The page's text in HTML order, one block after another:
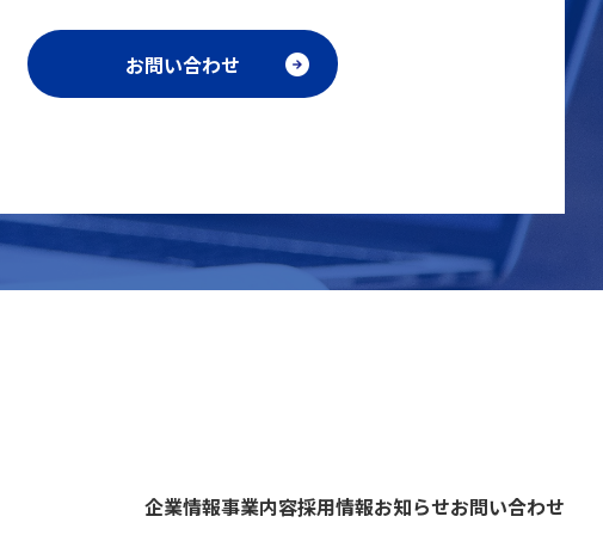
お問い合わせ
企業情報事業内容採用情報お知らせお問い合わせ